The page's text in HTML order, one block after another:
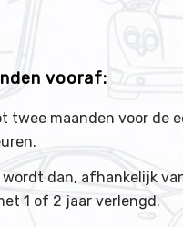
vooraf:
twee maanden voor de
dan, afhankelijk
1 of 2 jaar verlengd.